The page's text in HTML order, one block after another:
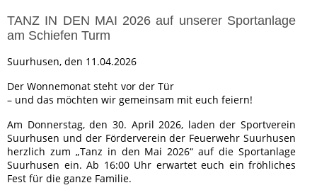
TANZ IN DEN MAI 2026 auf unserer Sportanlage
am Schiefen Turm
Suurhusen, den 11.04.2026
Der Wonnemonat steht vor der Tür
– und das möchten wir gemeinsam mit euch feiern!
Am Donnerstag, den 30. April 2026, laden der Sportverein
Suurhusen und der Förderverein der Feuerwehr Suurhusen
herzlich zum „Tanz in den Mai 2026“ auf die Sportanlage
Suurhusen ein. Ab 16:00 Uhr erwartet euch ein fröhliches
Fest für die ganze Familie.